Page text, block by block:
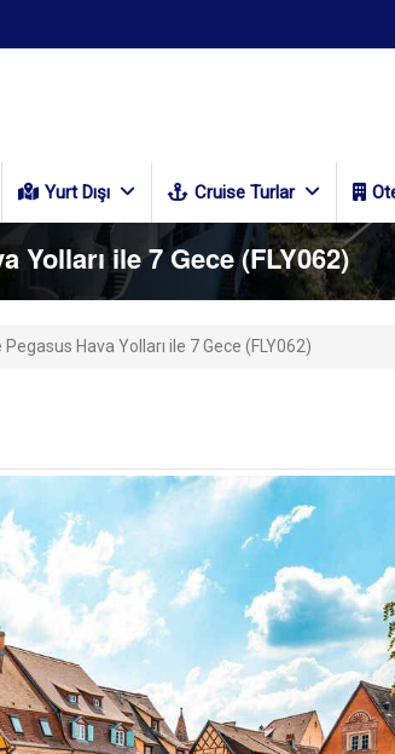
Yurt Dışı Cruise Turlar
ile 7 Gece (FLY062)
Hava Yolları ile 7 Gece (FLY062)